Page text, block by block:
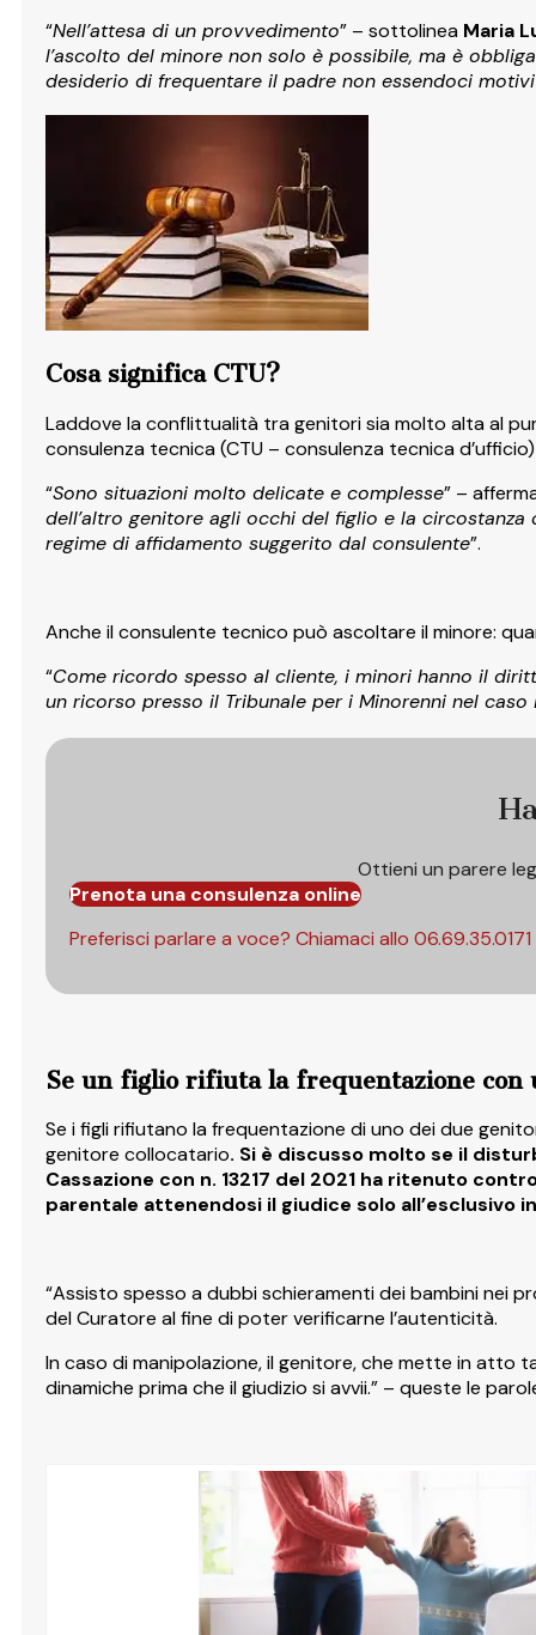
“Nell’attesa di un provvedimento” – sottolinea Maria
l’ascolto del minore non solo è possibile, ma è
desiderio di frequentare il padre non essendoci
Cosa significa CTU?
Laddove la conflittualità tra genitori sia molto alta al
consulenza tecnica (CTU – consulenza tecnica
“Sono situazioni molto delicate e complesse” –
dell’altro genitore agli occhi del figlio e la
regime di affidamento suggerito dal consulente”.
Anche il consulente tecnico può ascoltare il minore:
“Come ricordo spesso al cliente, i minori hanno il
un ricorso presso il Tribunale per i Minorenni nel
Ottieni un parere
Prenota una consulenza online
Preferisci parlare a voce? Chiamaci allo 06.69.35.0171
Se un figlio rifiuta la frequentazione con
Se i figli rifiutano la frequentazione di uno dei due
genitore collocatario. Si è discusso molto se il
Cassazione con n. 13217 del 2021 ha ritenuto
parentale attenendosi il giudice solo all’esclusivo
“Assisto spesso a dubbi schieramenti dei bambini nei
del Curatore al fine di poter verificarne l’autenticità.
In caso di manipolazione, il genitore, che mette in atto
dinamiche prima che il giudizio si avvii.” – queste le